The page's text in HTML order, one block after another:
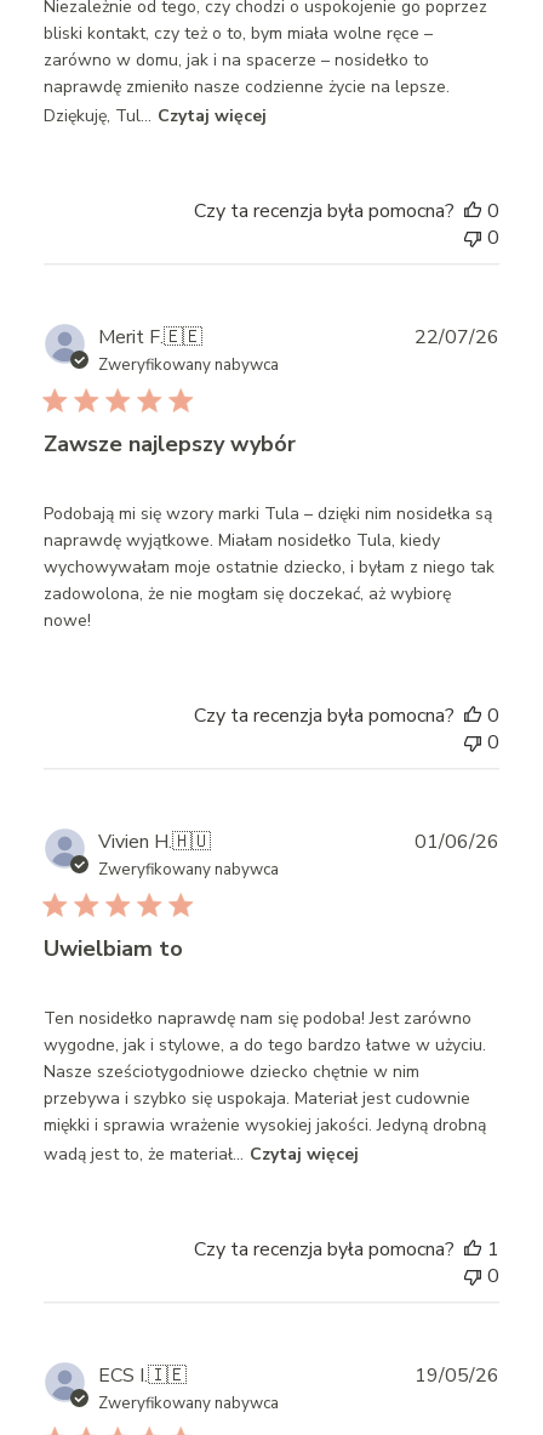
Niezależnie od tego, czy chodzi o uspokojenie go poprzez
bliski kontakt, czy też o to, bym miała wolne ręce –
zarówno w domu, jak i na spacerze – nosidełko to
naprawdę zmieniło nasze codzienne życie na lepsze.
Dziękuję, Tul... Czytaj więcej
Czy ta recenzja była pomocna?
0
0
Merit F.🇪🇪
Zweryfikowany nabywca
Zawsze najlepszy wybór
Podobają mi się wzory marki Tula – dzięki nim nosidełka są
naprawdę wyjątkowe. Miałam nosidełko Tula, kiedy
wychowywałam moje ostatnie dziecko, i byłam z niego tak
zadowolona, że nie mogłam się doczekać, aż wybiorę
nowe!
22/07/26
Czy ta recenzja była pomocna?
0
0
Vivien H.🇭🇺
Zweryfikowany nabywca
Uwielbiam to
Ten nosidełko naprawdę nam się podoba! Jest zarówno
wygodne, jak i stylowe, a do tego bardzo łatwe w użyciu.
Nasze sześciotygodniowe dziecko chętnie w nim
przebywa i szybko się uspokaja. Materiał jest cudownie
miękki i sprawia wrażenie wysokiej jakości. Jedyną drobną
wadą jest to, że materiał... Czytaj więcej
01/06/26
Czy ta recenzja była pomocna?
1
0
ECS I.🇮🇪
Zweryfikowany nabywca
19/05/26